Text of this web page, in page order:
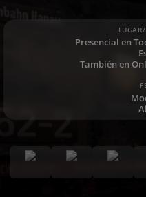
Presencial en
También en